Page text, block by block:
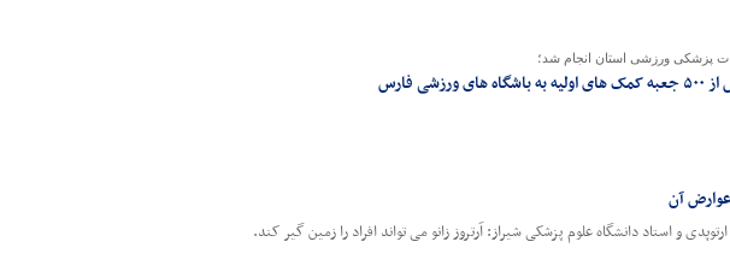
پزشکی ورزشی استان انجام شد؛
ورزشی فارس
عوارض آن
و استاد دانشگاه علوم پزشکی شیراز: آرتروز زانو می تواند افراد را زمین گیر کند.